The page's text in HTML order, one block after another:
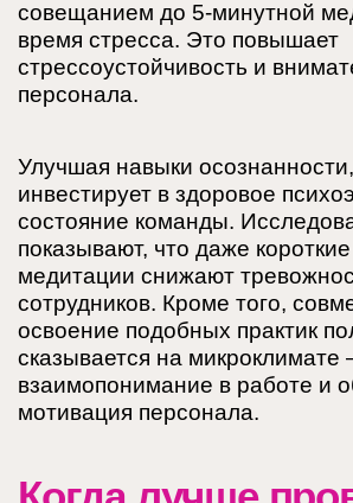
совещанием до 5-минутной
время стресса. Это повышает
стрессоустойчивость и
персонала.
Улучшая навыки
инвестирует в здоровое
состояние команды.
показывают, что даже
медитации снижают
сотрудников. Кроме того,
освоение подобных практик
сказывается на
взаимопонимание в работе и
мотивация персонала.